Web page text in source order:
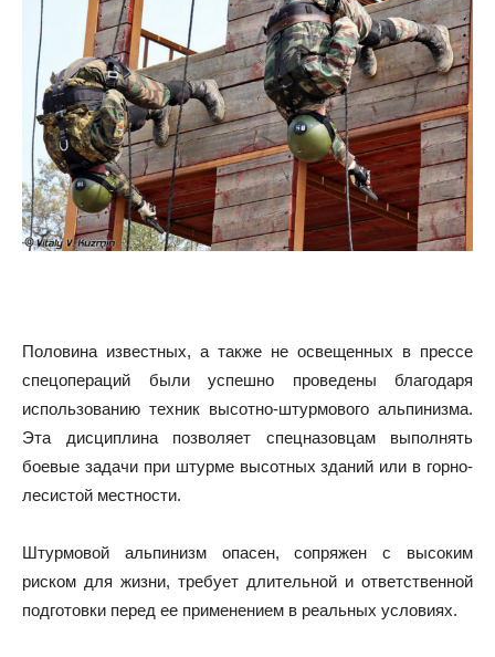
Половина известных, а также не освещенных в прессе
спецопераций были успешно проведены благодаря
использованию техник высотно-штурмового альпинизма.
Эта дисциплина позволяет спецназовцам выполнять
боевые задачи при штурме высотных зданий или в горно-
лесистой местности.
Штурмовой альпинизм опасен, сопряжен с высоким
риском для жизни, требует длительной и ответственной
подготовки перед ее применением в реальных условиях.